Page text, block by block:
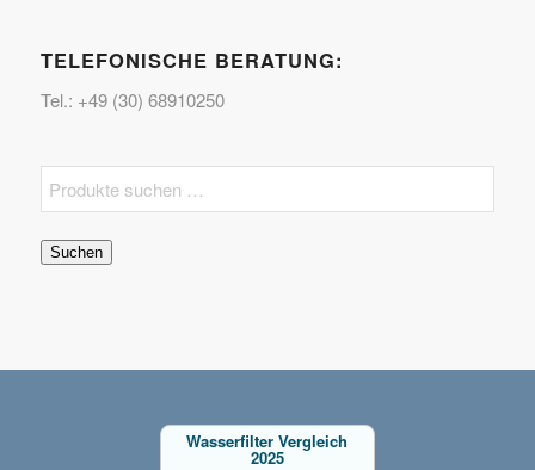
TELEFONISCHE BERATUNG:
Tel.: +49 (30) 68910250
Suchen
Wasserfilter Vergleich
2025